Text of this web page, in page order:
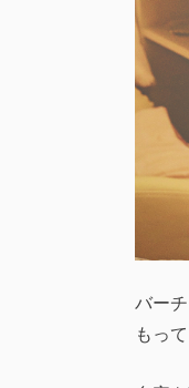
バー
もっ